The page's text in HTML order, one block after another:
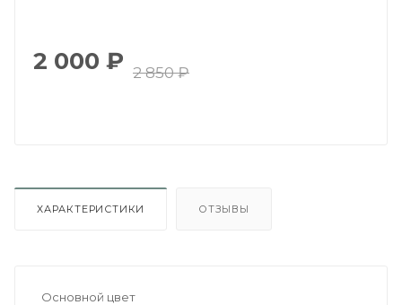
2 000 ₽ 2 850₽
ХАРАКТЕРИСТИКИ ОТЗЫВЫ
Основной цвет